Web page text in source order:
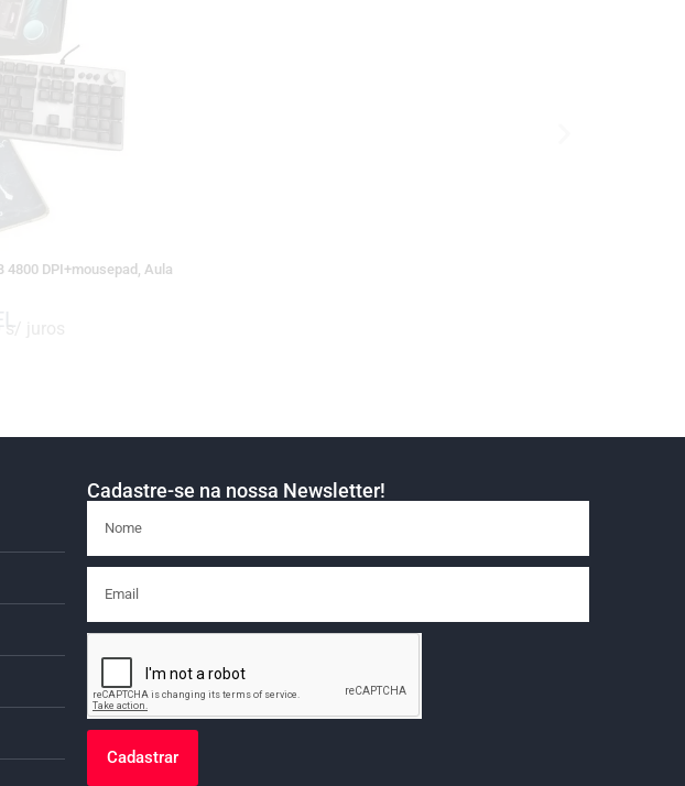
4800 DPI+mousepad, Aula
Cadastre-se na nossa Newsletter!
Cadastrar